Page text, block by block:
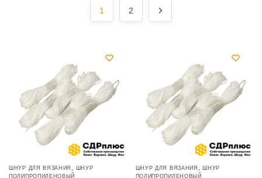
1 2
ШНУР ДЛЯ ВЯЗАНИЯ
ШНУР
ПОЛИПРОПИЛЕНОВЫЙ
ШНУР ДЛЯ ВЯЗАНИЯ ,ШНУР
ПОЛИПРОПИЛЕНОВЫЙ